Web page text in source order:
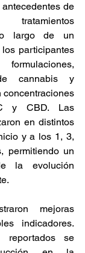
de
largo de un
participantes
cannabis y
concentraciones
y CBD. Las
en distintos
y a los 1, 3,
permitiendo un
la evolución
mejoras
indicadores.
reportados se